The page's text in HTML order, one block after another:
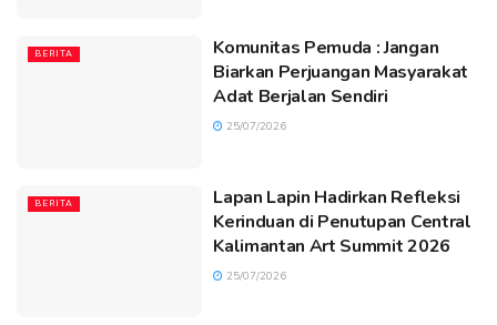
BERITA
Komunitas Pemuda : Jangan
Biarkan Perjuangan Masyarakat
Adat Berjalan Sendiri
25/07/2026
BERITA
Lapan Lapin Hadirkan Refleksi
Kerinduan di Penutupan Central
Kalimantan Art Summit 2026
25/07/2026